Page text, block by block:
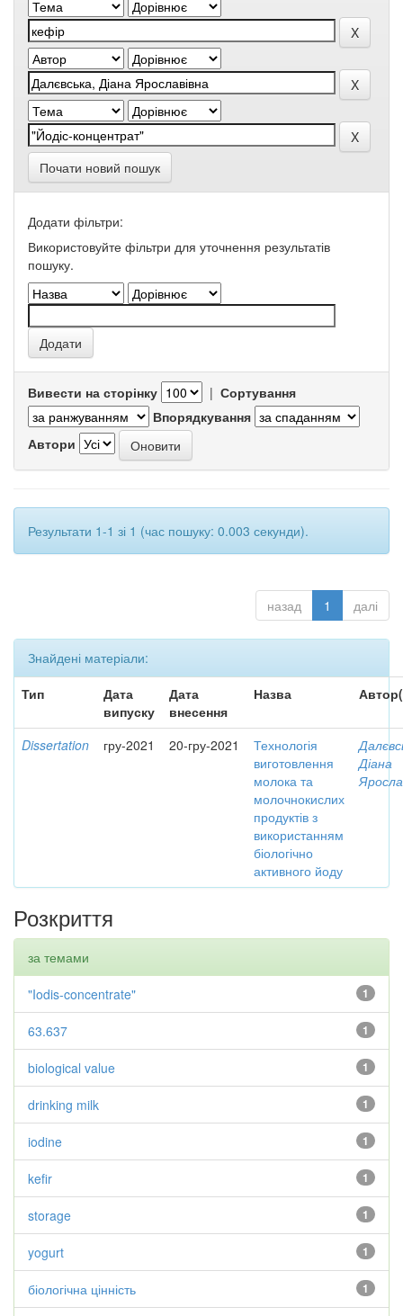
Почати новий пошук
Додати фільтри:
Використовуйте фільтри для уточнення результатів
пошуку.
Вивести на сторінку | Сортування
Впорядкування
Автори
Результати 1-1 зі 1 (час пошуку: 0.003 секунди).
назад 1 далі
Знайдені матеріали:
Тип
Дата
випуску
Дата
внесення
Назва
Dissertation гру-2021 20-гру-2021
Технологія
виготовлення
молока та
молочнокислих
продуктів з
використанням
біологічно
активного йоду
Діана
Розкриття
за темами
1
"Iodis-concentrate"
1
63.637
1
biological value
1
drinking milk
1
iodine
1
kefir
1
storage
1
yogurt
1
біологічна цінність